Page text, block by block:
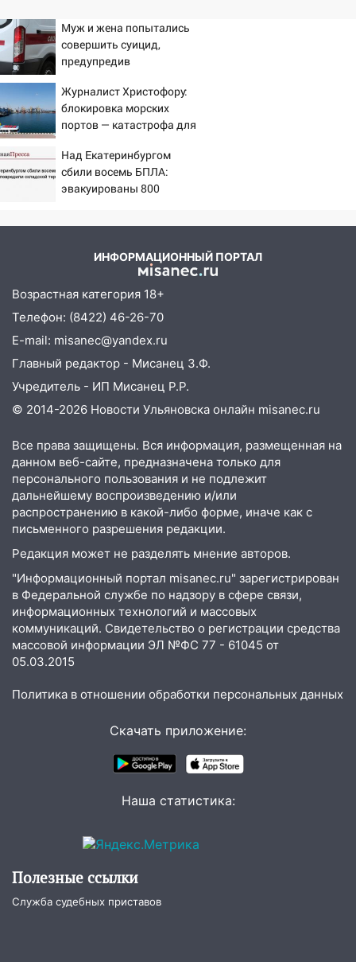
Муж и жена попытались
совершить суицид,
предупредив
Журналист Христофору:
блокировка морских
портов — катастрофа для
Над Екатеринбургом
сбили восемь БПЛА:
эвакуированы 800
ИНФОРМАЦИОННЫЙ ПОРТАЛ
Возрастная категория 18+
Телефон: (8422) 46-26-70
E-mail: misanec@yandex.ru
Главный редактор - Мисанец З.Ф.
Учредитель - ИП Мисанец Р.Р.
© 2014-2026 Новости Ульяновска онлайн misanec.ru
Все права защищены. Вся информация, размещенная на
данном веб-сайте, предназначена только для
персонального пользования и не подлежит
дальнейшему воспроизведению и/или
распространению в какой-либо форме, иначе как с
письменного разрешения редакции.
Редакция может не разделять мнение авторов.
"Информационный портал misanec.ru" зарегистрирован
в Федеральной службе по надзору в сфере связи,
информационных технологий и массовых
коммуникаций. Свидетельство о регистрации средства
массовой информации ЭЛ №ФС 77 - 61045 от
05.03.2015
Политика в отношении обработки персональных данных
Скачать приложение:
Наша статистика:
Полезные ссылки
Служба судебных приставов